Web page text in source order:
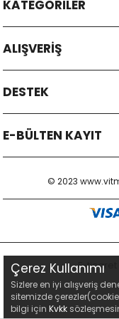
KATEGORİLER
ALIŞVERİŞ
DESTEK
E-BÜLTEN KAYIT
© 2023
E-ticaret
Çerez Kullanımı
Sizlere en iyi alışveriş
sitemizde
bilgi için Kvkk